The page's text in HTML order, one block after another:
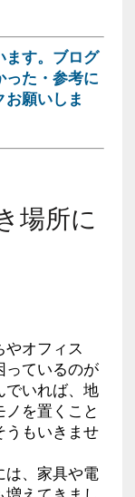
ます。ブログ
った・参考に
願いしま
場所に
オフィス
っているのが
でいれば、地
を置くこと
うもいきませ
は、家具や電